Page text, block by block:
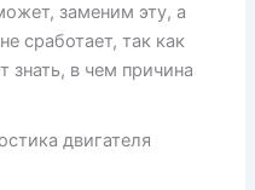
заменим эту, а
сработает, так как
знать, в чем причина
двигателя